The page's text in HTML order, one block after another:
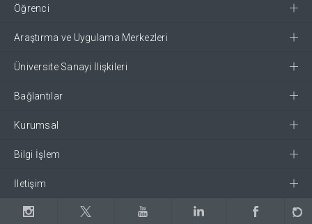
Öğrenci
Araştırma ve Uygulama Merkezleri
Üniversite Sanayi İlişkileri
Bağlantılar
Kurumsal
Bilgi İşlem
İletişim